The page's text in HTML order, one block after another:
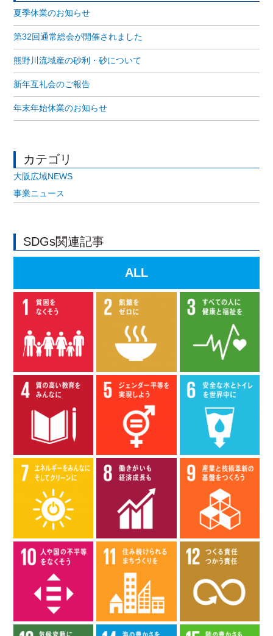
夏季休業のお知らせ
第32回通常総会が開催されました
熊野川流域産の砂利・砂について
新年互礼会のご報告
年末年始休業のお知らせ
カテゴリ
大阪広域NEWS
事業ニュース
SDGs関連記事
ALL